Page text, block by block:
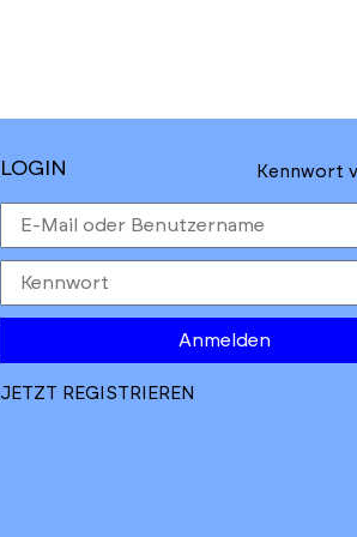
LOGIN Kennwort
Anmelden
JETZT REGISTRIEREN